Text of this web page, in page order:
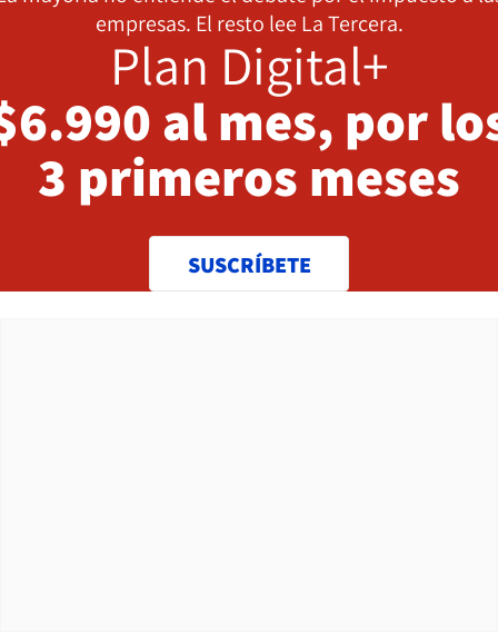
empresas. El resto lee La Tercera.
Plan Digital+
al mes, por
3 primeros meses
SUSCRÍBETE